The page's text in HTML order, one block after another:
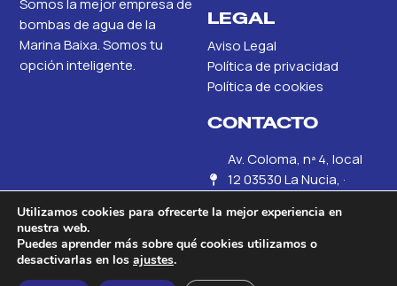
Somos la mejor empresa de
bombas de agua de la
Marina Baixa. Somos tu
opción inteligente.
LEGAL
Aviso Legal
Política de privacidad
Política de cookies
CONTACTO
Av. Coloma, nª 4, local
12 03530 La Nucia, ·
Utilizamos cookies para ofrecerte la mejor experiencia en
nuestra web.
Puedes aprender más sobre qué cookies utilizamos o
desactivarlas en los ajustes.